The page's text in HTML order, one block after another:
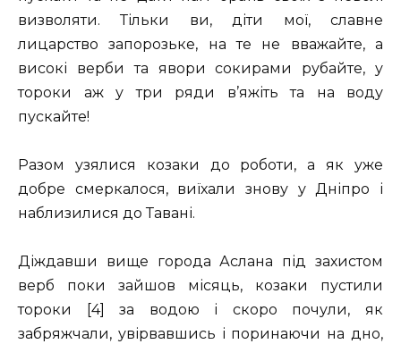
визволяти. Тільки ви, діти мої, славне
лицарство запорозьке, на те не вважайте, а
високі верби та явори сокирами рубайте, у
тороки аж у три ряди в’яжіть та на воду
пускайте!
Разом узялися козаки до роботи, а як уже
добре смеркалося, виїхали знову у Дніпро і
наблизилися до Тавані.
Діждавши вище города Аслана під захистом
верб поки зайшов місяць, козаки пустили
тороки [4] за водою і скоро почули, як
забряжчали, увірвавшись і поринаючи на дно,